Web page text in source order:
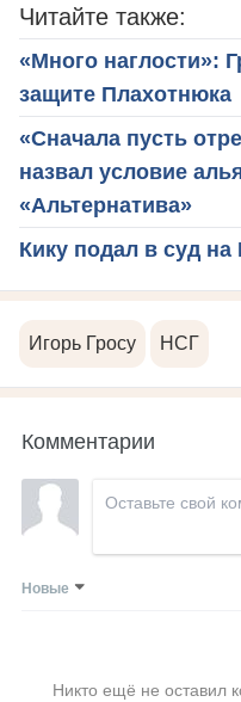
Читайте также:
«Много наглости»:
защите Плахотнюка
«Сначала пусть
назвал условие
«Альтернатива»
Кику подал в суд на
Игорь Гросу НСГ
Комментарии
Новые
Никто ещё не оставил